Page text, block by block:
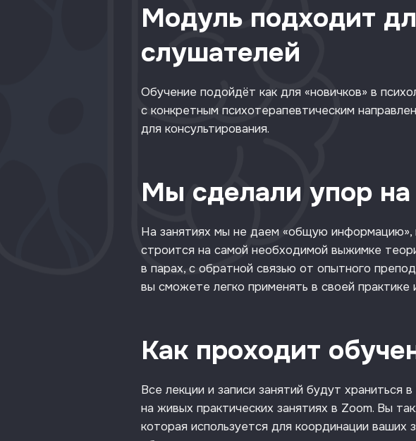
Модуль подходит
слушателей
Обучение подойдёт как для «новичков» в
с конкретным психотерапевтическим
для консультирования.
Мы сделали упор на
На занятиях мы не даем «общую
строится на самой необходимой выжимке
в парах, с обратной связью от опытного
вы сможете легко применять в своей практике
Как проходит
Все лекции и записи занятий будут
на живых практических занятиях в Zoom. Вы
которая используется для координации